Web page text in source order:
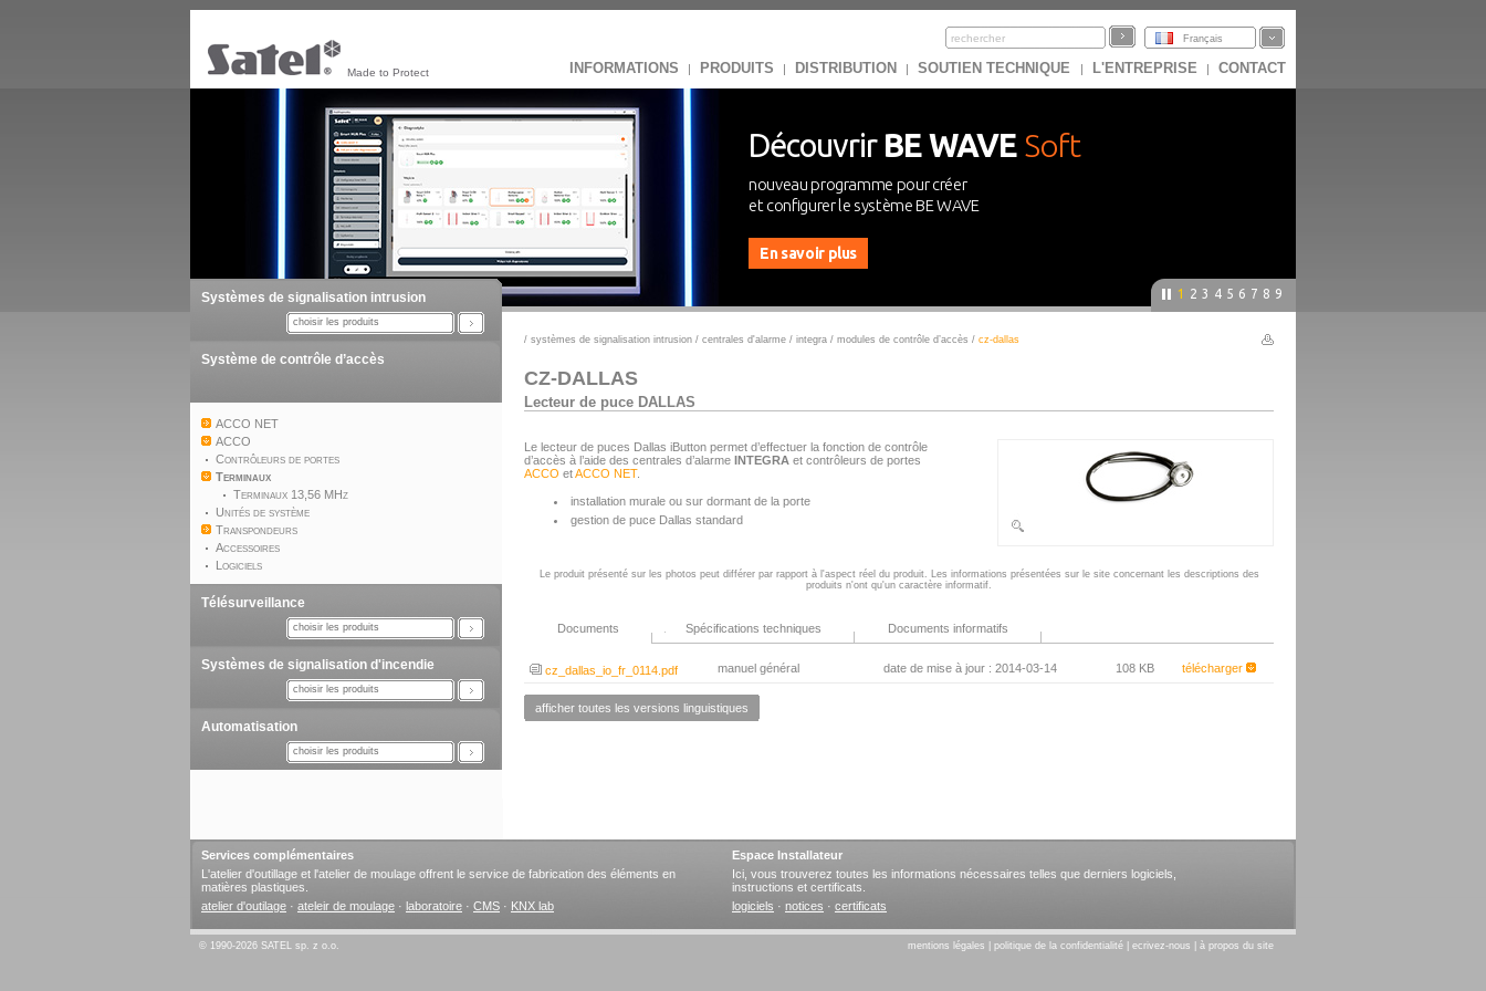
Made to Protect
Français
INFORMATIONS | PRODUITS | DISTRIBUTION | SOUTIEN TECHNIQUE | L'ENTREPRISE | CONTACT
Découvrir BE WAVE Soft
nouveau programme pour créer
et configurer le système BE WAVE
En savoir plus
1 2 3 4 5 6 7 8 9
Systèmes de signalisation intrusion
choisir les produits
Système de contrôle d’accès
ACCO NET
ACCO
Contrôleurs de portes
Terminaux
Terminaux 13,56 MHz
Unités de système
Transpondeurs
Accessoires
Logiciels
Télésurveillance
choisir les produits
Systèmes de signalisation d'incendie
choisir les produits
Automatisation
choisir les produits
/ systèmes de signalisation intrusion / centrales d'alarme / integra / modules de contrôle d’accès / cz-dallas
CZ-DALLAS
Lecteur de puce DALLAS
Le lecteur de puces Dallas iButton permet d’effectuer la fonction de contrôle
d’accès à l’aide des centrales d’alarme INTEGRA et contrôleurs de portes
ACCO etACCO NET.
installation murale ou sur dormant de la porte
gestion de puce Dallas standard
Le produit présenté sur les photos peut différer par rapport à l'aspect réel du produit. Les informations présentées sur le site concernant les descriptions des
produits n'ont qu'un caractère informatif.
Documents Spécifications techniques Documents informatifs
cz_dallas_io_fr_0114.pdf manuel général date de mise à jour : 2014-03-14 108 KB télécharger
afficher toutes les versions linguistiques
Services complémentaires
L'atelier d'outillage et l'atelier de moulage offrent le service de fabrication des éléments en
matières plastiques.
atelier d'outilage · ateleir de moulage · laboratoire · CMS · KNX lab
Espace Installateur
Ici, vous trouverez toutes les informations nécessaires telles que derniers logiciels,
instructions et certificats.
logiciels · notices · certificats
© 1990-2026 SATEL sp. z o.o. mentions légales politique de la confidentialité ecrivez-nous à propos du site